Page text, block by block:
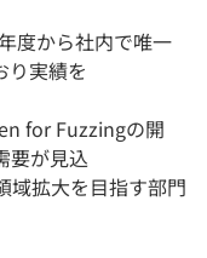
度から社内で唯一
り実績を
for Fuzzingの開
要が見込
域拡大を目指す部門